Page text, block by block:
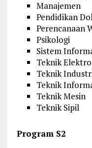
Manajemen
Pendidikan
Perencanaan
Psikologi
Sistem
Teknik Elektro
Teknik
Teknik
Teknik Mesin
Teknik Sipil
Program S2